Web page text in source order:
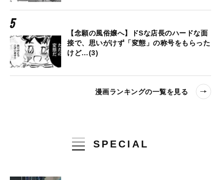
【念願の風俗嬢へ】ドSな店長のハードな面
接で、思いがけず「変態」の称号をもらった
けど…(3)
漫画ランキングの一覧を見る
SPECIAL